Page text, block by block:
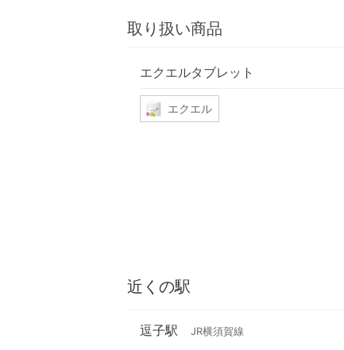
取り扱い商品
エクエルタブレット
エクエル
近くの駅
逗子駅 JR横須賀線